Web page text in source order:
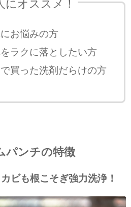
にオススメ！
お悩みの方
ラクに落としたい方
買った洗剤だらけの方
パンチの特徴
ビも根こそぎ強力洗浄！